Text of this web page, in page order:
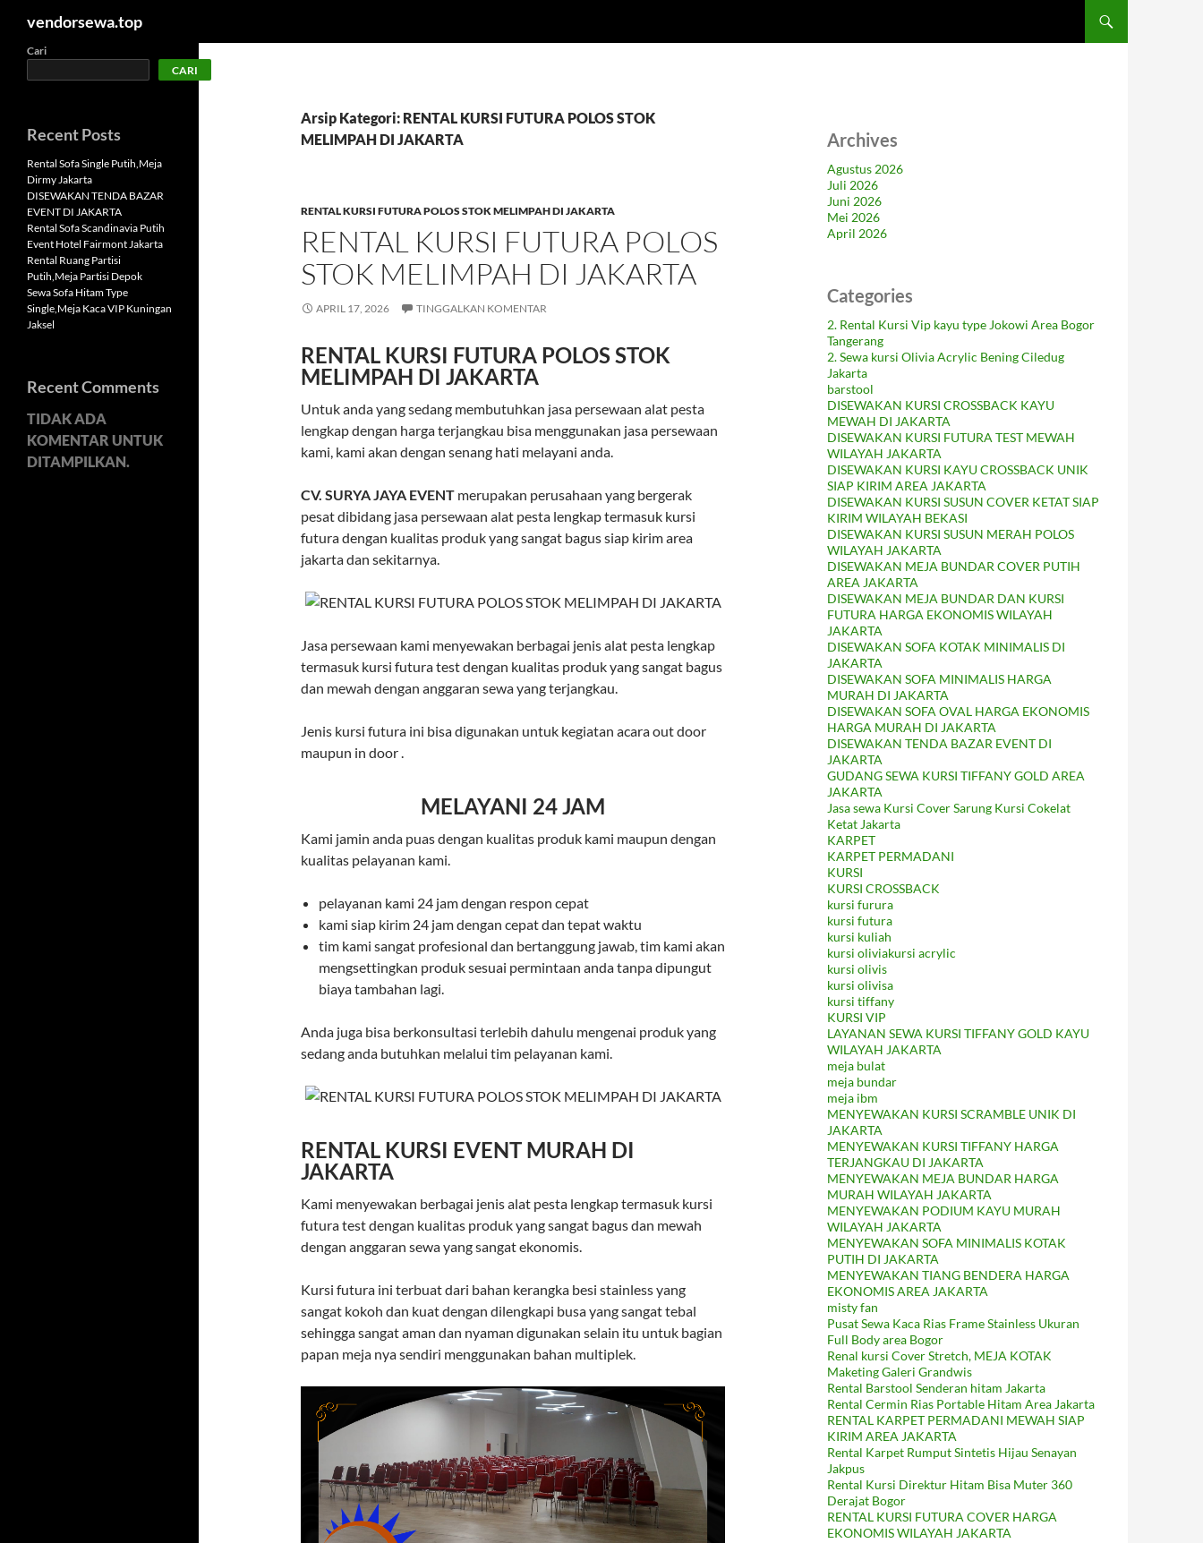
Langsung
vendorsewa.top
Arsip Kategori: RENTAL KURSI FUTURA POLOS STOK
MELIMPAH DI JAKARTA
RENTAL KURSI FUTURA POLOS STOK MELIMPAH DI JAKARTA
RENTAL KURSI FUTURA POLOS
STOK MELIMPAH DI JAKARTA
APRIL 17, 2026 TINGGALKAN KOMENTAR
RENTAL KURSI FUTURA POLOS STOK
MELIMPAH DI JAKARTA
Untuk anda yang sedang membutuhkan jasa persewaan alat pesta
lengkap dengan harga terjangkau bisa menggunakan jasa persewaan
kami, kami akan dengan senang hati melayani anda.
CV. SURYA JAYA EVENT merupakan perusahaan yang bergerak
pesat dibidang jasa persewaan alat pesta lengkap termasuk kursi
futura dengan kualitas produk yang sangat bagus siap kirim area
jakarta dan sekitarnya.
Jasa persewaan kami menyewakan berbagai jenis alat pesta lengkap
termasuk kursi futura test dengan kualitas produk yang sangat bagus
dan mewah dengan anggaran sewa yang terjangkau.
Jenis kursi futura ini bisa digunakan untuk kegiatan acara out door
maupun in door .
MELAYANI 24 JAM
Kami jamin anda puas dengan kualitas produk kami maupun dengan
kualitas pelayanan kami.
pelayanan kami 24 jam dengan respon cepat
kami siap kirim 24 jam dengan cepat dan tepat waktu
tim kami sangat profesional dan bertanggung jawab, tim kami akan
mengsettingkan produk sesuai permintaan anda tanpa dipungut
biaya tambahan lagi.
Anda juga bisa berkonsultasi terlebih dahulu mengenai produk yang
sedang anda butuhkan melalui tim pelayanan kami.
RENTAL KURSI EVENT MURAH DI
JAKARTA
Kami menyewakan berbagai jenis alat pesta lengkap termasuk kursi
futura test dengan kualitas produk yang sangat bagus dan mewah
dengan anggaran sewa yang sangat ekonomis.
Kursi futura ini terbuat dari bahan kerangka besi stainless yang
sangat kokoh dan kuat dengan dilengkapi busa yang sangat tebal
sehingga sangat aman dan nyaman digunakan selain itu untuk bagian
papan meja nya sendiri menggunakan bahan multiplek.
Archives
Agustus 2026
Juli 2026
Juni 2026
Mei 2026
April 2026
Categories
2. Rental Kursi Vip kayu type Jokowi Area Bogor
Tangerang
2. Sewa kursi Olivia Acrylic Bening Ciledug
Jakarta
barstool
DISEWAKAN KURSI CROSSBACK KAYU
MEWAH DI JAKARTA
DISEWAKAN KURSI FUTURA TEST MEWAH
WILAYAH JAKARTA
DISEWAKAN KURSI KAYU CROSSBACK UNIK
SIAP KIRIM AREA JAKARTA
DISEWAKAN KURSI SUSUN COVER KETAT SIAP
KIRIM WILAYAH BEKASI
DISEWAKAN KURSI SUSUN MERAH POLOS
WILAYAH JAKARTA
DISEWAKAN MEJA BUNDAR COVER PUTIH
AREA JAKARTA
DISEWAKAN MEJA BUNDAR DAN KURSI
FUTURA HARGA EKONOMIS WILAYAH
JAKARTA
DISEWAKAN SOFA KOTAK MINIMALIS DI
JAKARTA
DISEWAKAN SOFA MINIMALIS HARGA
MURAH DI JAKARTA
DISEWAKAN SOFA OVAL HARGA EKONOMIS
HARGA MURAH DI JAKARTA
DISEWAKAN TENDA BAZAR EVENT DI
JAKARTA
GUDANG SEWA KURSI TIFFANY GOLD AREA
JAKARTA
Jasa sewa Kursi Cover Sarung Kursi Cokelat
Ketat Jakarta
KARPET
KARPET PERMADANI
KURSI
KURSI CROSSBACK
kursi furura
kursi futura
kursi kuliah
kursi oliviakursi acrylic
kursi olivis
kursi olivisa
kursi tiffany
KURSI VIP
LAYANAN SEWA KURSI TIFFANY GOLD KAYU
WILAYAH JAKARTA
meja bulat
meja bundar
meja ibm
MENYEWAKAN KURSI SCRAMBLE UNIK DI
JAKARTA
MENYEWAKAN KURSI TIFFANY HARGA
TERJANGKAU DI JAKARTA
MENYEWAKAN MEJA BUNDAR HARGA
MURAH WILAYAH JAKARTA
MENYEWAKAN PODIUM KAYU MURAH
WILAYAH JAKARTA
MENYEWAKAN SOFA MINIMALIS KOTAK
PUTIH DI JAKARTA
MENYEWAKAN TIANG BENDERA HARGA
EKONOMIS AREA JAKARTA
misty fan
Pusat Sewa Kaca Rias Frame Stainless Ukuran
Full Body area Bogor
Renal kursi Cover Stretch, MEJA KOTAK
Maketing Galeri Grandwis
Rental Barstool Senderan hitam Jakarta
Rental Cermin Rias Portable Hitam Area Jakarta
RENTAL KARPET PERMADANI MEWAH SIAP
KIRIM AREA JAKARTA
Rental Karpet Rumput Sintetis Hijau Senayan
Jakpus
Rental Kursi Direktur Hitam Bisa Muter 360
Derajat Bogor
RENTAL KURSI FUTURA COVER HARGA
EKONOMIS WILAYAH JAKARTA
Cari
CARI
Recent Posts
Rental Sofa Single Putih,Meja
Dirmy Jakarta
DISEWAKAN TENDA BAZAR
EVENT DI JAKARTA
Rental Sofa Scandinavia Putih
Event Hotel Fairmont Jakarta
Rental Ruang Partisi
Putih,Meja Partisi Depok
Sewa Sofa Hitam Type
Single,Meja Kaca VIP Kuningan
Jaksel
Recent Comments
TIDAK ADA
KOMENTAR UNTUK
DITAMPILKAN.